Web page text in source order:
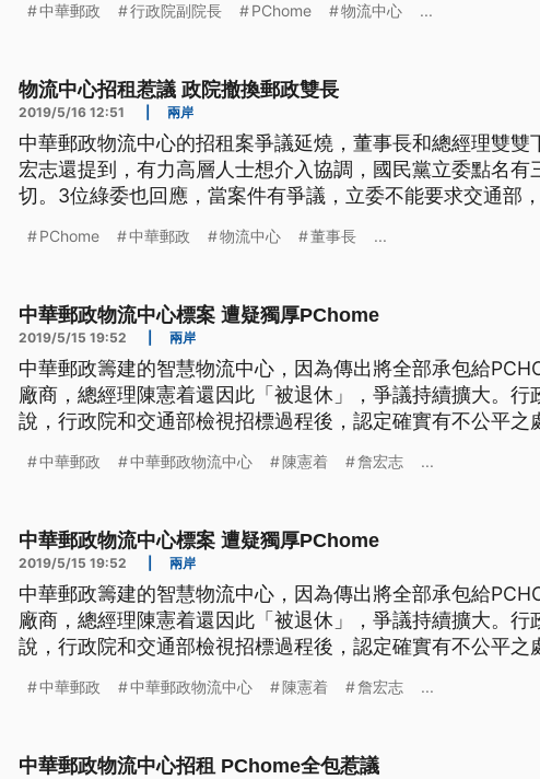
說。 拉起白布條，中華郵政工會16日下午前往行政院要求政
中華郵政 行政院副院長 PChome 物流中心 ...
物流中心招租惹議 政院撤換郵政雙長
2019/5/16 12:51 兩岸
中華郵政物流中心的招租案爭議延燒，董事長和總經理雙雙
宏志還提到，有力高層人士想介入協調，國民黨立委點名有
切。3位綠委也回應，當案件有爭議，立委不能要求交通部
15號拍板，撤換中華郵政董事長魏健宏、總經理陳憲着，風
PChome 中華郵政 物流中心 董事長 ...
中華郵政物流中心標案 遭疑獨厚PChome
2019/5/15 19:52 兩岸
中華郵政籌建的智慧物流中心，因為傳出將全部承包給
廠商，總經理陳憲着還因此「被退休」，爭議持續擴大。行
說，行政院和交通部檢視招標過程後，認定確實有不公平之
出面表達不滿，直說是經過正常招標程序，指控被有力人士
中華郵政 中華郵政物流中心 陳憲着 詹宏志 ...
中華郵政物流中心標案 遭疑獨厚PChome
2019/5/15 19:52 兩岸
中華郵政籌建的智慧物流中心，因為傳出將全部承包給
廠商，總經理陳憲着還因此「被退休」，爭議持續擴大。行
說，行政院和交通部檢視招標過程後，認定確實有不公平之
出面表達不滿，直說是經過正常招標程序，指控被有力人士
中華郵政 中華郵政物流中心 陳憲着 詹宏志 ...
中華郵政物流中心招租 PChome全包惹議